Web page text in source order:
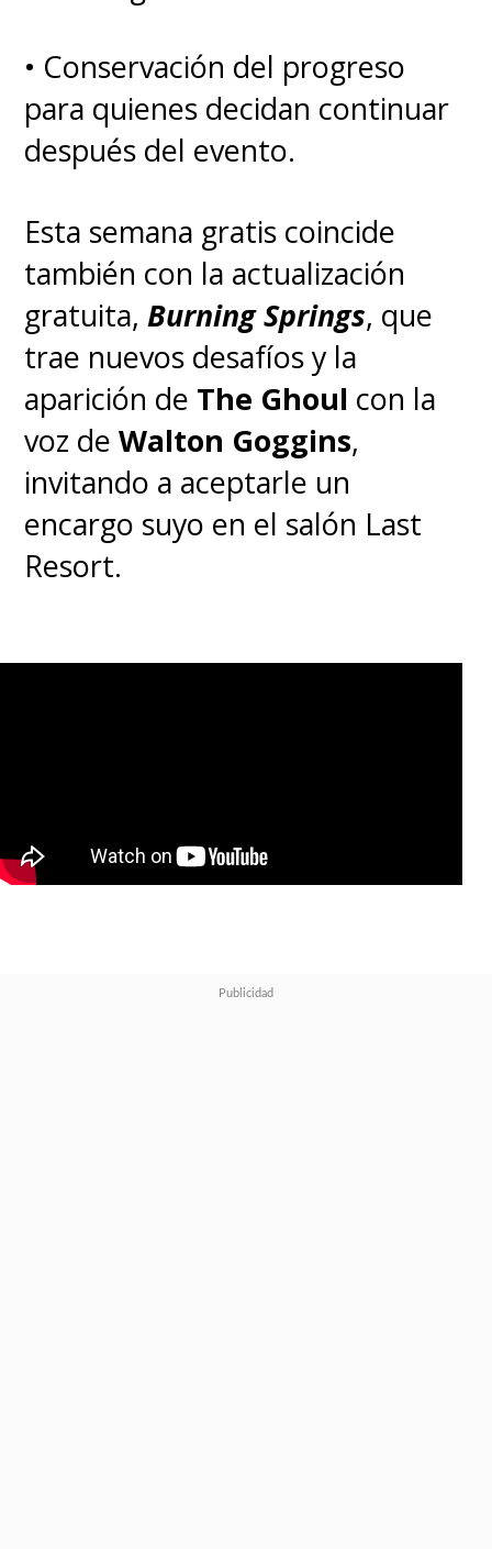
primera película es la que más
se acerca a lo que vimos en la
serie, finalizando con la batalla
contra el ángel "Ramiel", es
desde la segunda entrega
cinematográfica que
empezamos a notas las
diferencias.
• Conservación del progreso
para quienes decidan continuar
después del evento.
Esta semana gratis coincide
también con la actualización
gratuita,Burning Springs, que
trae nuevos desafíos y la
aparición de The Ghoul con la
voz de Walton Goggins,
invitando a aceptarle un
encargo suyo en el salón Last
Resort.